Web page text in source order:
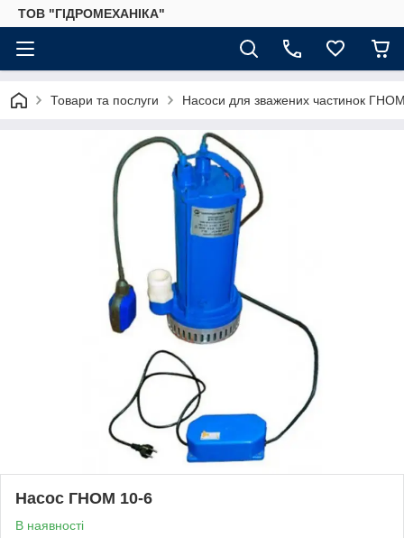
ТОВ "ГІДРОМЕХАНІКА"
Товари та послуги Насоси для зважених частинок
Насос ГНОМ 10-6
В наявності